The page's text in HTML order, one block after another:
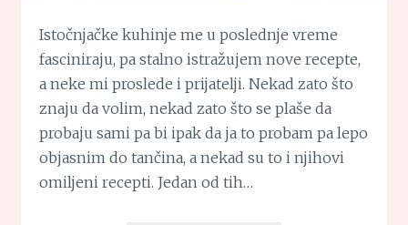
Istočnjačke kuhinje me u poslednje vreme
fasciniraju, pa stalno istražujem nove recepte,
a neke mi proslede i prijatelji. Nekad zato što
znaju da volim, nekad zato što se plaše da
probaju sami pa bi ipak da ja to probam pa lepo
objasnim do tančina, a nekad su to i njihovi
omiljeni recepti. Jedan od tih…